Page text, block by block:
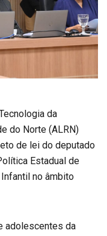
da
do Norte (ALRN)
de lei do deputado
Estadual de
no âmbito
adolescentes da